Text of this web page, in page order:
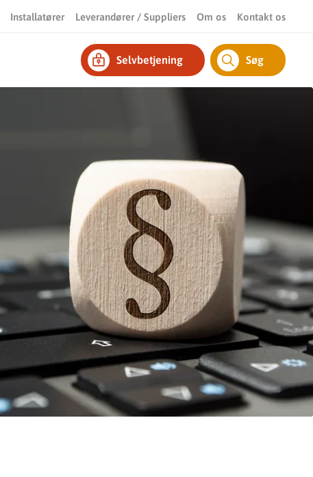
Installatører Leverandører / Suppliers Om os Kontakt os
Selvbetjening Søg